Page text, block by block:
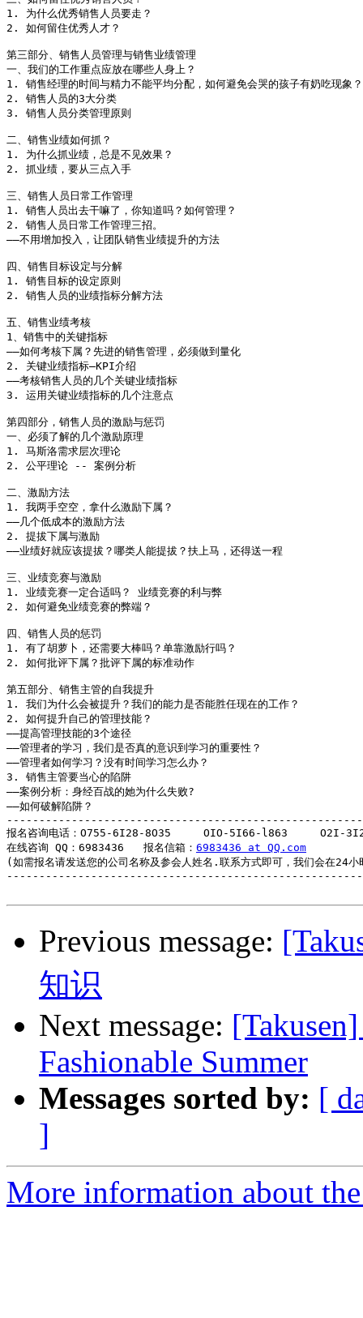
1. 为什么优秀销售人员要走？
2. 如何留住优秀人才？
第三部分、销售人员管理与销售业绩管理
一、我们的工作重点应放在哪些人身上？
1. 销售经理的时间与精力不能平均分配，如何避免会哭的孩子有奶吃现象？
2. 销售人员的3大分类
3. 销售人员分类管理原则
二、销售业绩如何抓？
1. 为什么抓业绩，总是不见效果？
2. 抓业绩，要从三点入手
三、销售人员日常工作管理
1. 销售人员出去干嘛了，你知道吗？如何管理？
2. 销售人员日常工作管理三招。
――不用增加投入，让团队销售业绩提升的方法
四、销售目标设定与分解
1. 销售目标的设定原则
2. 销售人员的业绩指标分解方法
五、销售业绩考核
1、销售中的关键指标
――如何考核下属？先进的销售管理，必须做到量化
2. 关键业绩指标―KPI介绍
――考核销售人员的几个关键业绩指标
3. 运用关键业绩指标的几个注意点
第四部分，销售人员的激励与惩罚
一、必须了解的几个激励原理
1. 马斯洛需求层次理论
2. 公平理论 -- 案例分析
二、激励方法
1. 我两手空空，拿什么激励下属？
――几个低成本的激励方法
2. 提拔下属与激励
――业绩好就应该提拔？哪类人能提拔？扶上马，还得送一程
三、业绩竞赛与激励
1. 业绩竞赛一定合适吗？ 业绩竞赛的利与弊
2. 如何避免业绩竞赛的弊端？
四、销售人员的惩罚
1. 有了胡萝卜，还需要大棒吗？单靠激励行吗？
2. 如何批评下属？批评下属的标准动作
第五部分、销售主管的自我提升
1. 我们为什么会被提升？我们的能力是否能胜任现在的工作？
2. 如何提升自己的管理技能？
――提高管理技能的3个途径
――管理者的学习，我们是否真的意识到学习的重要性？
――管理者如何学习？没有时间学习怎么办？
3. 销售主管要当心的陷阱
――案例分析：身经百战的她为什么失败?
――如何破解陷阱？
报名咨询电话：O755-6I28-8O35     OIO-5I66-l863     O2I-
在线咨询 QQ：6983436   报名信箱： 6983436 at QQ.com
(如需报名请发送您的公司名称及参会人姓名.联系方式即可，我们会在24小
Previous message:
知识
Next message:
Fashionable Summer
Messages sorted by: [
]
More information about